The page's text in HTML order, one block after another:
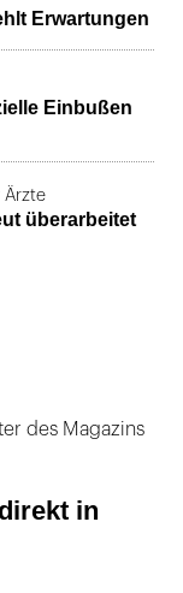
Erwartungen
Einbußen
Ärzte
überarbeitet
des Magazins
in